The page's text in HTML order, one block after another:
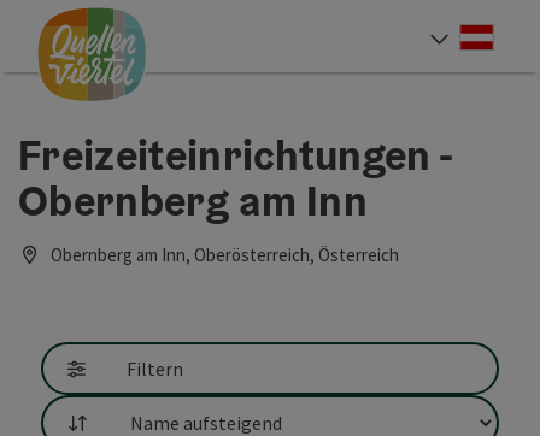
Zum Inhalt
Zur Navigation
Zum Seitenanfang
Freizeiteinrichtungen -
Obernberg am Inn
Obernberg am Inn, Oberösterreich, Österreich
Filtern